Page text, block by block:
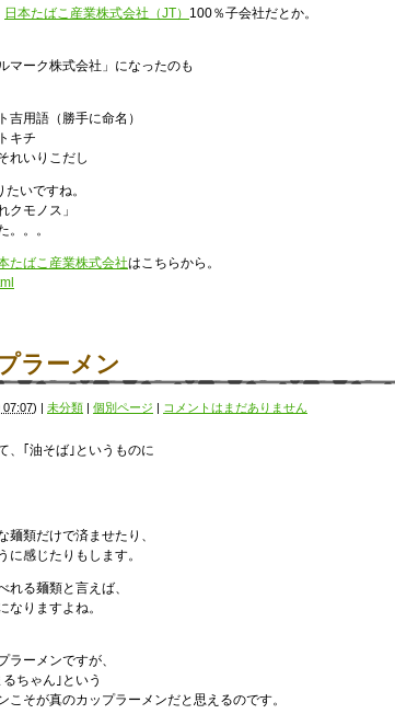
日本たばこ産業株式会社（JT） 100％子会社だとか。
マーク株式会社」になったのも
吉用語（勝手に命名）
キチ
いりこだし
いですね。
クモノス」
。。。
たばこ産業株式会社はこちらから。
ラーメン
07:07) | 未分類 | 個別ページ | コメントはまだありません
、｢油そば｣というものに
麺類だけで済ませたり、
に感じたりもします。
れる麺類と言えば、
なりますよね。
ラーメンですが、
ちゃん｣という
こそが真のカップラーメンだと思えるのです。